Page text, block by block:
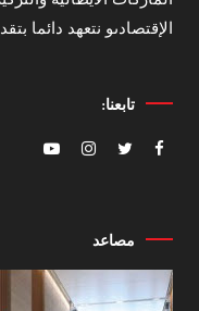
الإقتصادىو نتعهد دائما
تابعنا:
مصاعد